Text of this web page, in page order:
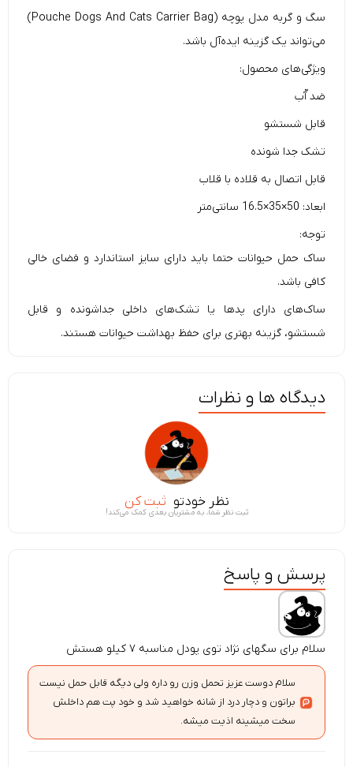
سگ و گربه مدل پوچه (Pouche Dogs And Cats Carrier Bag)
می‌تواند یک گزینه ایده‌آل باشد.
ویژگی‌های محصول:
ضد آّب
قابل شستشو
تشک جدا شونده
قابل اتصال به قلاده با قلاب
ابعاد: 50×35×16.5 سانتی‌متر
توجه:
ساک حمل حیوانات حتما باید دارای سایز استاندارد و فضای خالی
کافی باشد.
ساک‌های دارای پدها یا تشک‌های داخلی جداشونده و قابل
شستشو، گزینه بهتری برای حفظ بهداشت حیوانات هستند.
دیدگاه ها و نظرات
نظر خودتو ثبت کن
ثبت نظر شما، به مشتریان بعدی کمک می‌کند!
پرسش و پاسخ
سلام برای سگهای نژاد توی پودل مناسبه ۷ کیلو هستش
سلام دوست عزیز تحمل وزن رو داره ولی دیگه قابل حمل نیست
براتون و دچار درد از شانه خواهید شد و خود پت هم داخلش
سخت میشینه اذیت میشه.